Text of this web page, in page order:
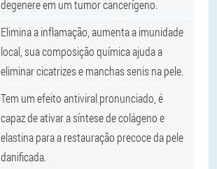
degenere em um tumor cancerígeno.
Elimina a inflamação, aumenta a imunidade
local, sua composição química ajuda a
eliminar cicatrizes e manchas senis na pele.
Tem um efeito antiviral pronunciado, é
capaz de ativar a síntese de colágeno e
elastina para a restauração precoce da pele
danificada.